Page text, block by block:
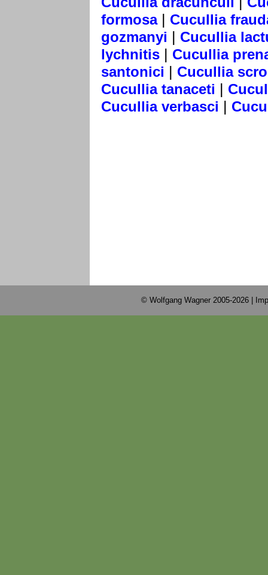
formosa| Cucullia
gozmanyi | Cucullia
lychnitis | Cucullia
santonici | Cucullia
Cucullia tanaceti |
Cucullia verbasci |
© Wolfgang Wagner 2005-2026 |